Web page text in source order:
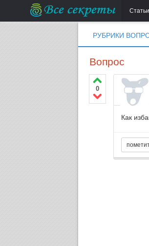
Статьи
РУБРИКИ
Вопрос
0
Как